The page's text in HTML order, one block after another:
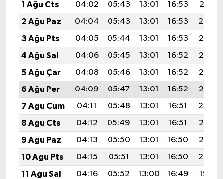
1 Ağu Cts
04:02 05:43 13:01 16:53
20:10
2 Ağu Paz
04:04 05:43 13:01 16:53
20:09
3 Ağu Pts
04:05 05:44 13:01 16:53
20:08
4 Ağu Sal
04:06 05:45 13:01 16:52
20:07
5 Ağu Çar
04:08 05:46 13:01 16:52
20:06
6 Ağu Per
04:09 05:47 13:01 16:52
20:05
7 Ağu Cum
04:11 05:48 13:01 16:51
20:04
8 Ağu Cts
04:12 05:49 13:01 16:51
20:03
9 Ağu Paz
04:13 05:50 13:01 16:50
20:02
10 Ağu Pts
04:15 05:51 13:01 16:50
20:00
11 Ağu Sal
04:16 05:52 13:00 16:49
19:59